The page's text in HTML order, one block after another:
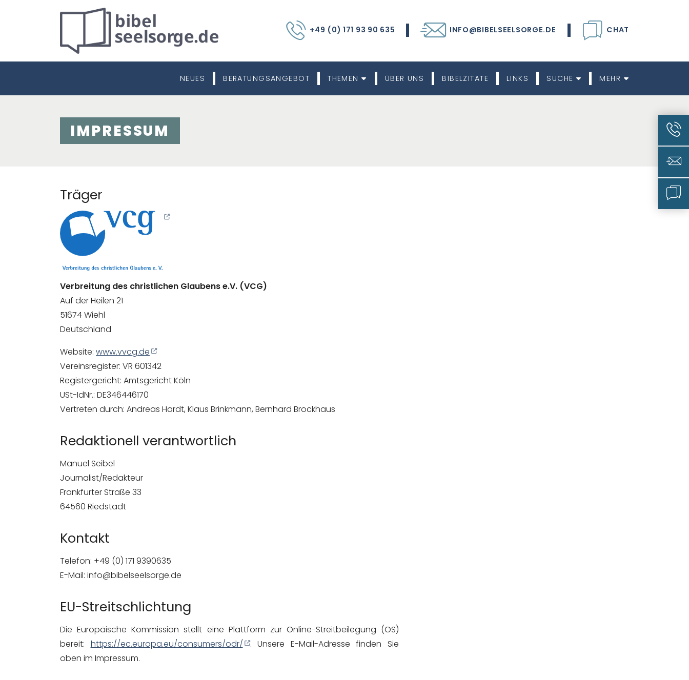
+49 (0) 171 93 90 635 INFO@BIBELSEELSORGE.DE CHAT
NEUES BERATUNGSANGEBOT THEMEN ÜBER UNS BIBELZITATE LINKS SUCHE MEHR
IMPRESSUM
Träger
Verbreitung des christlichen Glaubens e.V. (VCG)
Auf der Heilen 21
51674 Wiehl
Deutschland
Website: www.vvcg.de
Vereinsregister: VR 601342
Registergericht: Amtsgericht Köln
USt-IdNr.: DE346446170
Vertreten durch: Andreas Hardt, Klaus Brinkmann, Bernhard Brockhaus
Redaktionell verantwortlich
Manuel Seibel
Journalist/Redakteur
Frankfurter Straße 33
64560 Riedstadt
Kontakt
Telefon: +49 (0) 171 9390635
E-Mail: info@bibelseelsorge.de
EU-Streitschlichtung
Die Europäische Kommission stellt eine Plattform zur Online-Streitbeilegung (OS)
bereit: https://ec.europa.eu/consumers/odr/
. Unsere E-Mail-Adresse finden Sie
oben im Impressum.